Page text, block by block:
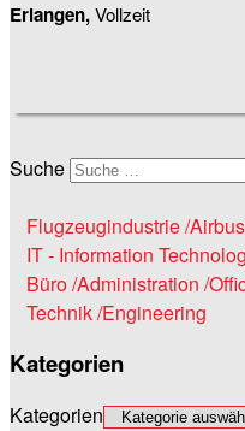
Erlangen,Vollzeit
Suche
Flugzeugindustrie /Airbus
IT - Information
Büro /Administration /
Technik /Engineering
Kategorien
Kategorien